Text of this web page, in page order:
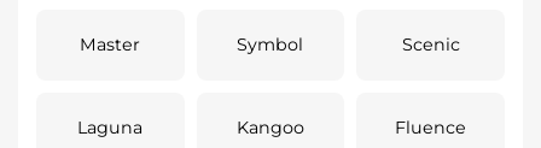
Master Symbol Scenic
Laguna Kangoo Fluence